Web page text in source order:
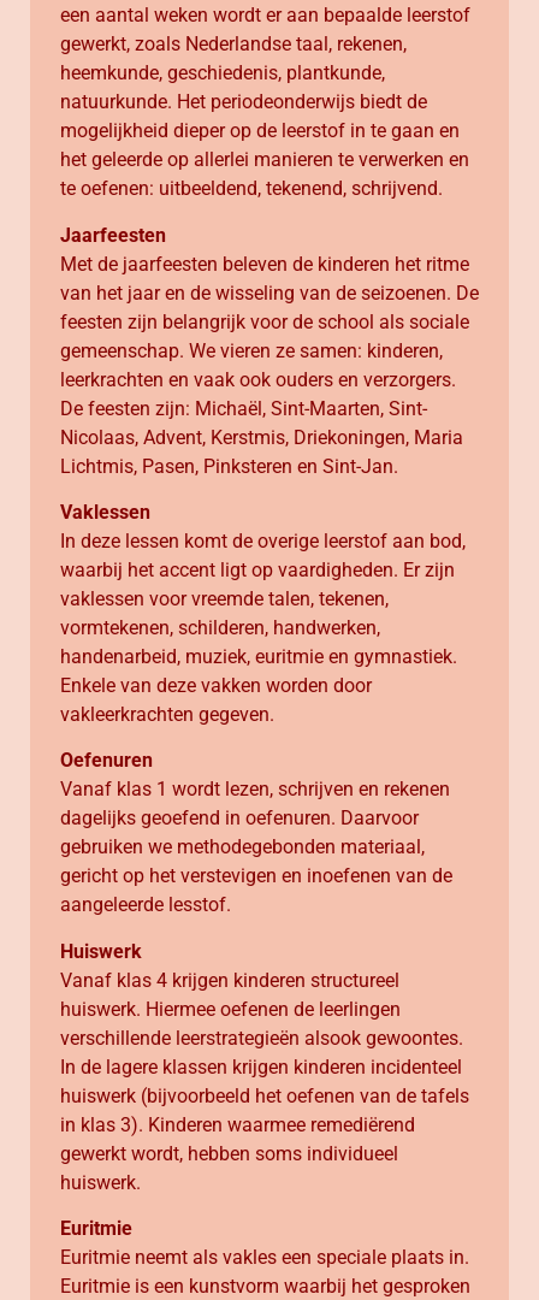
een aantal weken wordt er aan bepaalde leerstof
gewerkt, zoals Nederlandse taal, rekenen,
heemkunde, geschiedenis, plantkunde,
natuurkunde. Het periodeonderwijs biedt de
mogelijkheid dieper op de leerstof in te gaan en
het geleerde op allerlei manieren te verwerken en
te oefenen: uitbeeldend, tekenend, schrijvend.
Jaarfeesten
Met de jaarfeesten beleven de kinderen het ritme
van het jaar en de wisseling van de seizoenen. De
feesten zijn belangrijk voor de school als sociale
gemeenschap. We vieren ze samen: kinderen,
leerkrachten en vaak ook ouders en verzorgers.
De feesten zijn: Michaël, Sint-Maarten, Sint-
Nicolaas, Advent, Kerstmis, Driekoningen, Maria
Lichtmis, Pasen, Pinksteren en Sint-Jan.
Vaklessen
In deze lessen komt de overige leerstof aan bod,
waarbij het accent ligt op vaardigheden. Er zijn
vaklessen voor vreemde talen, tekenen,
vormtekenen, schilderen, handwerken,
handenarbeid, muziek, euritmie en gymnastiek.
Enkele van deze vakken worden door
vakleerkrachten gegeven.
Oefenuren
Vanaf klas 1 wordt lezen, schrijven en rekenen
dagelijks geoefend in oefenuren. Daarvoor
gebruiken we methodegebonden materiaal,
gericht op het verstevigen en inoefenen van de
aangeleerde lesstof.
Huiswerk
Vanaf klas 4 krijgen kinderen structureel
huiswerk. Hiermee oefenen de leerlingen
verschillende leerstrategieën alsook gewoontes.
In de lagere klassen krijgen kinderen incidenteel
huiswerk (bijvoorbeeld het oefenen van de tafels
in klas 3). Kinderen waarmee remediërend
gewerkt wordt, hebben soms individueel
huiswerk.
Euritmie
Euritmie neemt als vakles een speciale plaats in.
Euritmie is een kunstvorm waarbij het gesproken